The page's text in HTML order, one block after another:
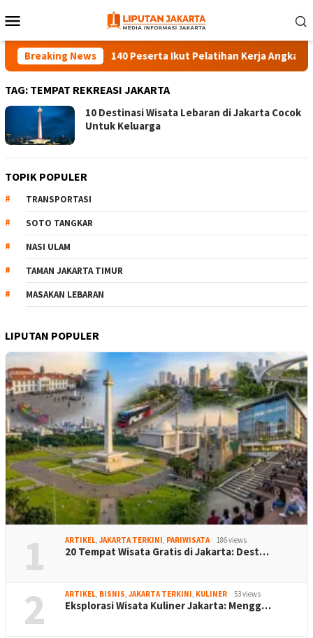
to
Menu
Breaking News140 Peserta Ikut Pelatihan Kerja Angkatan 1
TAG: TEMPAT REKREASI JAKARTA
10 Destinasi Wisata Lebaran di Jakarta Cocok
Untuk Keluarga
TOPIK POPULER
TRANSPORTASI
SOTO TANGKAR
NASI ULAM
TAMAN JAKARTA TIMUR
MASAKAN LEBARAN
LIPUTAN POPULER
1 ARTIKEL, JAKARTA TERKINI, PARIWISATA 186 views
20 Tempat Wisata Gratis di Jakarta: Dest…
2 ARTIKEL, BISNIS, JAKARTA TERKINI, KULINER 53 views
Eksplorasi Wisata Kuliner Jakarta: Mengg…